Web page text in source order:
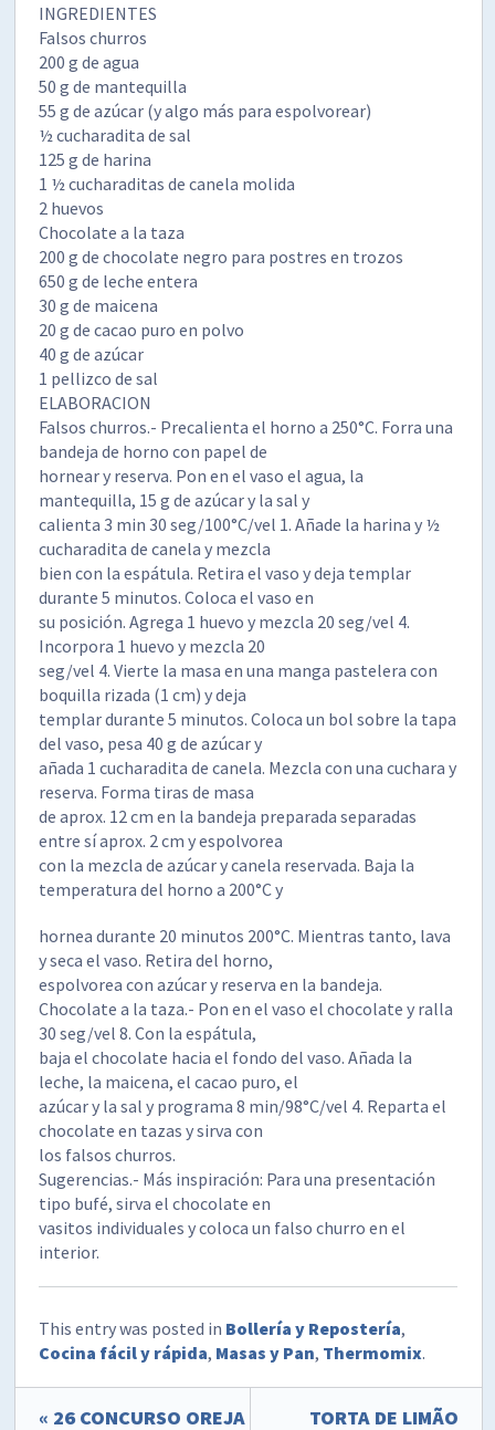
INGREDIENTES
Falsos churros
200 g de agua
50 g de mantequilla
55 g de azúcar (y algo más para espolvorear)
½ cucharadita de sal
125 g de harina
1 ½ cucharaditas de canela molida
2 huevos
Chocolate a la taza
200 g dechocolate negro para postres en trozos
650 g de leche entera
30 g de maicena
20 g de cacao puro en polvo
40 g de azúcar
1 pellizco de sal
ELABORACION
Falsos churros.- Precalienta el horno a 250°C. Forra una
bandeja de horno con papel de
hornear y reserva. Pon en el vaso el agua, la
mantequilla, 15 g de azúcar y la sal y
calienta 3 min 30 seg/100°C/vel 1. Añade la harina y ½
cucharadita de canela y mezcla
bien con la espátula. Retira el vaso y deja templar
durante 5 minutos. Coloca el vaso en
su posición. Agrega 1 huevo y mezcla 20 seg/vel 4.
Incorpora 1 huevo y mezcla 20
seg/vel 4. Vierte la masa en una manga pastelera con
boquilla rizada (1 cm) y deja
templar durante 5 minutos. Coloca un bol sobre la tapa
del vaso, pesa 40 g de azúcar y
añada 1 cucharadita de canela. Mezcla con una cuchara y
reserva. Forma tiras de masa
de aprox. 12 cm en la bandeja preparada separadas
entre sí aprox. 2 cm y espolvorea
con la mezcla de azúcar y canela reservada. Baja la
temperatura del horno a 200°C y
hornea durante 20 minutos 200°C. Mientras tanto, lava
y seca el vaso. Retira del horno,
espolvorea con azúcar y reserva en la bandeja.
Chocolate a la taza.- Pon en el vaso el chocolate y ralla
30 seg/vel 8. Con la espátula,
baja el chocolate hacia el fondo del vaso. Añada la
leche, la maicena, el cacao puro, el
azúcar y la sal y programa 8 min/98°C/vel 4. Reparta el
chocolate en tazas y sirva con
los falsos churros.
Sugerencias.- Más inspiración: Para una presentación
tipo bufé, sirva el chocolate en
vasitos individuales y coloca un falso churro en el
interior.
This entry was posted in Bollería y Repostería,
Cocina fácil y rápida, Masas y Pan, Thermomix.
« 26 CONCURSO OREJA
TORTA DE LIMÃO